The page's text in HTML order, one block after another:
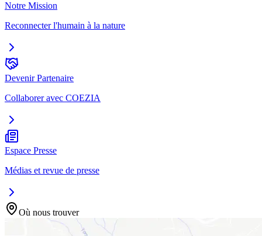
Notre Mission
Reconnecter l'humain à la nature
Devenir Partenaire
Collaborer avec COEZIA
Espace Presse
Médias et revue de presse
Où nous trouver